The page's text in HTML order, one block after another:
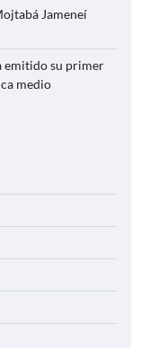
Jameneí
emitido su primer
medio